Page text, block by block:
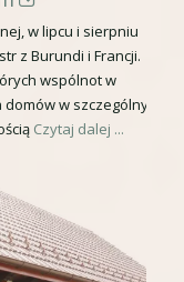
t
r
o
n
t
w
w lipcu i sierpniu
z Burundi i Francji.
wspólnot w
w szczególny
Czytaj dalej ...